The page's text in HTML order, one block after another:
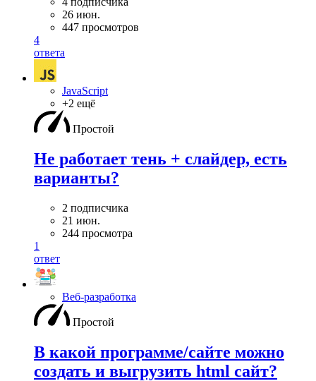
26 июн.
447 просмотров
4
ответа
JavaScript
+2 ещё
Простой
Не работает тень + слайдер, есть
варианты?
2 подписчика
21 июн.
244 просмотра
1
ответ
Веб-разработка
Простой
В какой программе/сайте можно
создать и выгрузить html сайт?